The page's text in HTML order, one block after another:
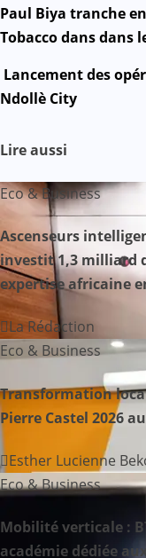
N
v
a
t
i
o
n
d
e
l
’
a
Paul Biya tranche
Tobacco dans dans
Lancement des
Ndollè City
Lire aussi
Eco & Business
Ascenseurs
investit 1,3 milliard
expertise africaine
La Rédaction
Eco & Business
Transformation
Pierre Castel 2026
Esther Lucienne
Eco & Business
Mobilité verticale :
académie dédiée